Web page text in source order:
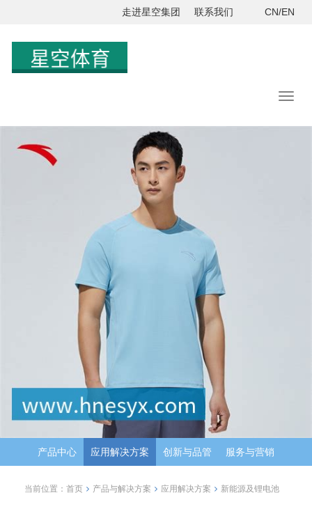
走进星空集团 联系我们 CN/EN
产品中心 应用解决方案 创新与品管 服务与营销
当前位置： 首页 产品与解决方案 应用解决方案 新能源及锂电池